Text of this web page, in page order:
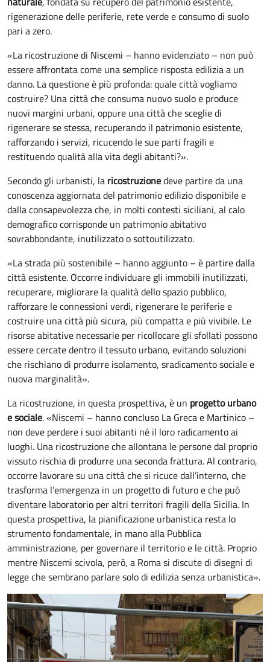
rigenerazione delle periferie, rete verde e consumo di suolo
pari a zero.
«La ricostruzione di Niscemi – hanno evidenziato – non può
essere affrontata come una semplice risposta edilizia a un
danno. La questione è più profonda: quale città vogliamo
costruire? Una città che consuma nuovo suolo e produce
nuovi margini urbani, oppure una città che sceglie di
rigenerare se stessa, recuperando il patrimonio esistente,
rafforzando i servizi, ricucendo le sue parti fragili e
restituendo qualità alla vita degli abitanti?».
Secondo gli urbanisti, la ricostruzionedeve partire da una
conoscenza aggiornata del patrimonio edilizio disponibile e
dalla consapevolezza che, in molti contesti siciliani, al calo
demografico corrisponde un patrimonio abitativo
sovrabbondante, inutilizzato o sottoutilizzato.
«La strada più sostenibile – hanno aggiunto – è partire dalla
città esistente. Occorre individuare gli immobili inutilizzati,
recuperare, migliorare la qualità dello spazio pubblico,
rafforzare le connessioni verdi, rigenerare le periferie e
costruire una città più sicura, più compatta e più vivibile. Le
risorse abitative necessarie per ricollocare gli sfollati possono
essere cercate dentro il tessuto urbano, evitando soluzioni
che rischiano di produrre isolamento, sradicamento sociale e
nuova marginalità».
La ricostruzione, in questa prospettiva, è un progetto urbano
e sociale. «Niscemi – hanno concluso La Greca e Martinico –
non deve perdere i suoi abitanti né il loro radicamento ai
luoghi. Una ricostruzione che allontana le persone dal proprio
vissuto rischia di produrre una seconda frattura. Al contrario,
occorre lavorare su una città che si ricuce dall’interno, che
trasforma l’emergenza in un progetto di futuro e che può
diventare laboratorio per altri territori fragili della Sicilia. In
questa prospettiva, la pianificazione urbanistica resta lo
strumento fondamentale, in mano alla Pubblica
amministrazione, per governare il territorio e le città. Proprio
mentre Niscemi scivola, però, a Roma si discute di disegni di
legge che sembrano parlare solo di edilizia senza urbanistica».